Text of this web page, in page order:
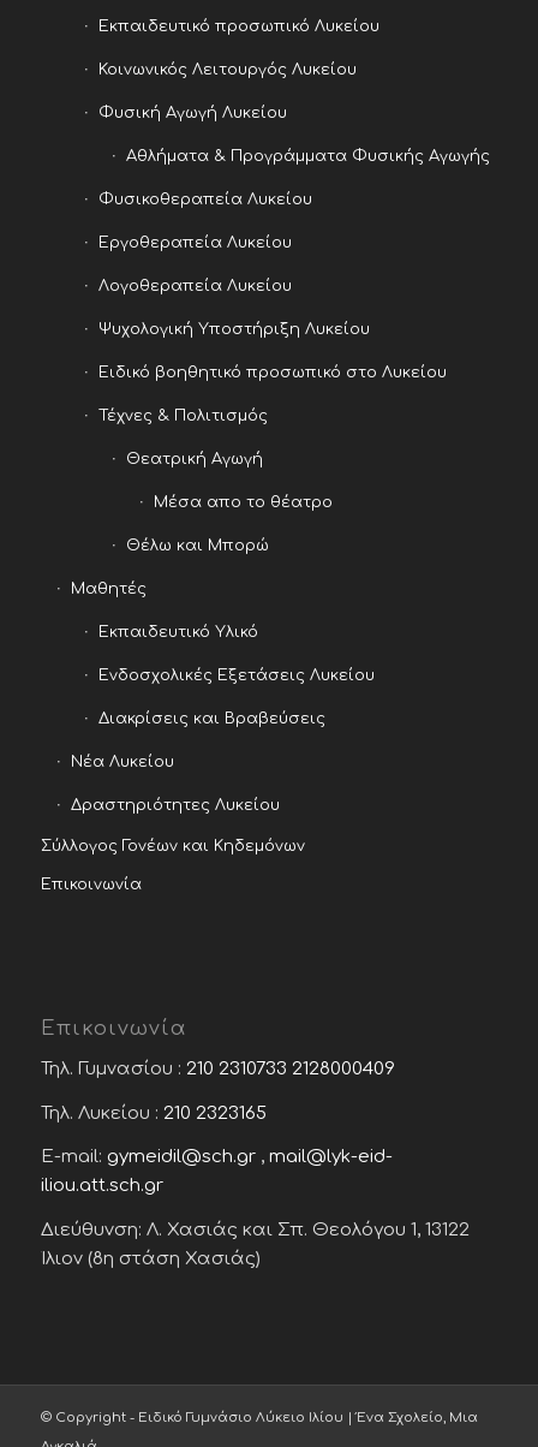
Εκπαιδευτικό προσωπικό Λυκείου
Κοινωνικός Λειτουργός Λυκείου
Φυσική Αγωγή Λυκείου
Αθλήματα & Προγράμματα Φυσικής Αγωγής
Φυσικοθεραπεία Λυκείου
Εργοθεραπεία Λυκείου
Λογοθεραπεία Λυκείου
Ψυχολογική Υποστήριξη Λυκείου
Ειδικό βοηθητικό προσωπικό στο Λυκείου
Τέχνες & Πολιτισμός
Θεατρική Αγωγή
Μέσα απο το θέατρο
Θέλω και Μπορώ
Μαθητές
Εκπαιδευτικό Υλικό
Ενδοσχολικές Εξετάσεις Λυκείου
Διακρίσεις και Βραβεύσεις
Νέα Λυκείου
Δραστηριότητες Λυκείου
Σύλλογος Γονέων και Κηδεμόνων
Επικοινωνία
Επικοινωνία
Τηλ. Γυμνασίου : 210 2310733 2128000409
Τηλ. Λυκείου : 210 2323165
E-mail: gymeidil@sch.gr, mail@lyk-eid-
iliou.att.sch.gr
Διεύθυνση: Λ. Χασιάς και Σπ. Θεολόγου 1, 13122
Ίλιον (8η στάση Χασιάς)
© Copyright - Ειδικό Γυμνάσιο Λύκειο Ιλίου | Ένα Σχολείο, Μια